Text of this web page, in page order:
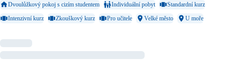
Dvoulůžkový pokoj s cizím studentem
Individuální pobyt
Standardní kurz
Intenzivní kurz
Zkouškový kurz Pro učitele Velké město U moře